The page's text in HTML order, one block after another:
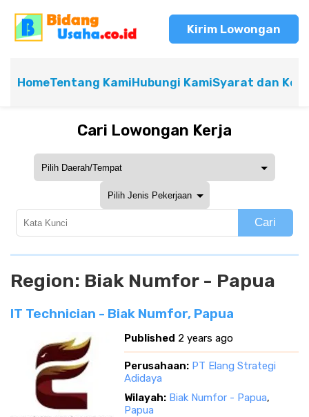
Kirim Lowongan
HomeTentang KamiHubungi KamiSyarat dan
Cari Lowongan Kerja
Cari
Region: Biak Numfor - Papua
IT Technician - Biak Numfor, Papua
Published 2 years ago
Perusahaan: PT Elang Strategi
Adidaya
Wilayah: Biak Numfor - Papua,
Papua